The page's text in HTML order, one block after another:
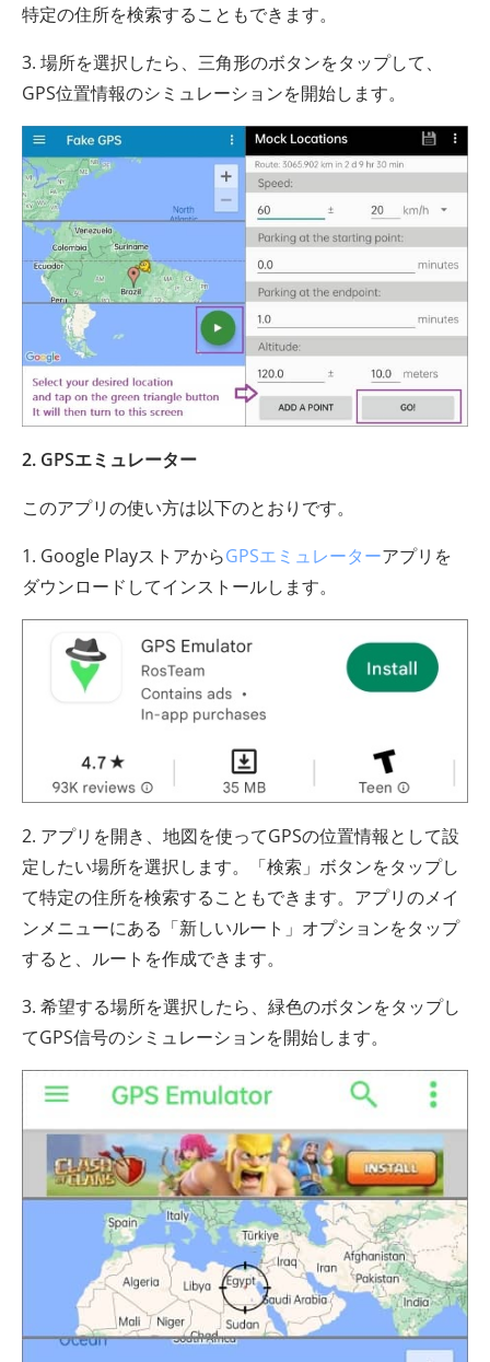
特定の住所を検索することもできます。
3. 場所を選択したら、三角形のボタンをタップして、
GPS位置情報のシミュレーションを開始します。
2. GPSエミュレーター
このアプリの使い方は以下のとおりです。
1. Google PlayストアからGPSエミュレーターアプリを
ダウンロードしてインストールします。
2. アプリを開き、地図を使ってGPSの位置情報として設
定したい場所を選択します。「検索」ボタンをタップし
て特定の住所を検索することもできます。アプリのメイ
ンメニューにある「新しいルート」オプションをタップ
すると、ルートを作成できます。
3. 希望する場所を選択したら、緑色のボタンをタップし
てGPS信号のシミュレーションを開始します。